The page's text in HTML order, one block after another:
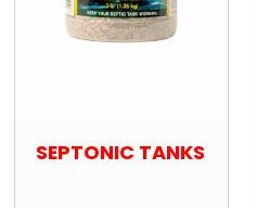
SEPTONIC TANKS